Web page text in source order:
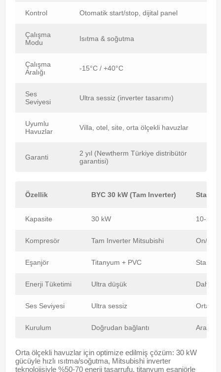
Kontrol Otomatik start/stop, dijital panel
Çalışma
Modu
Isıtma & soğutma
Çalışma
Aralığı
-15°C / +40°C
Ses
Seviyesi
Ultra sessiz (inverter tasarımı)
Uyumlu
Havuzlar
Villa, otel, site, orta ölçekli havuzlar
Garanti
2 yıl (Newtherm Türkiye distribütör
garantisi)
Özellik BYC 30 kW (Tam Inverter)
Kapasite 30 kW 10-20
Kompresör Tam Inverter Mitsubishi On/Off
Eşanjör Titanyum + PVC
Enerji Tüketimi Ultra düşük Daha
Ses Seviyesi Ultra sessiz Orta-
Kurulum Doğrudan bağlantı Ara
Orta ölçekli havuzlar için optimize edilmiş çözüm: 30 kW
gücüyle hızlı ısıtma/soğutma, Mitsubishi inverter
teknolojisiyle %50-70 enerji tasarrufu, titanyum eşanjörle